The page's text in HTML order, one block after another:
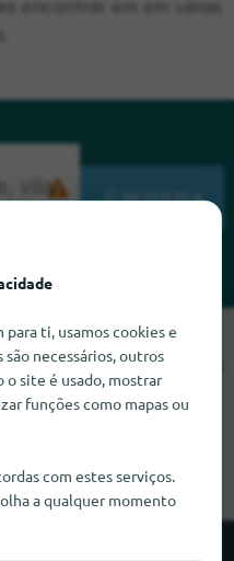
PESQUISA
encontrar Móveis para
onde encontrar Móveis
satisfeitos se nos
ti, usamos cookies e
necessários, outros
o site é usado, mostrar
funções como mapas ou
com estes serviços.
a qualquer momento